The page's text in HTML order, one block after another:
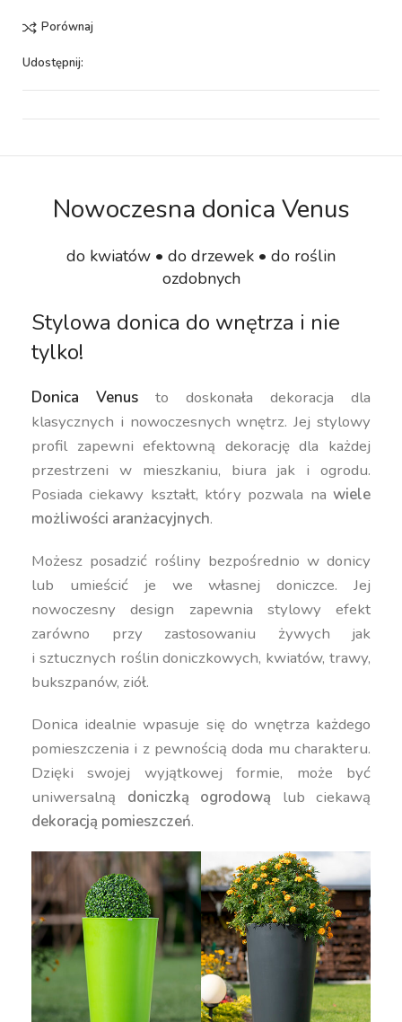
Porównaj
Udostępnij:
Nowoczesna donica Venus
do kwiatów • do drzewek • do roślin
ozdobnych
Stylowa donica do wnętrza i nie
tylko!
Donica Venusto doskonała dekoracja dla
klasycznych i nowoczesnych wnętrz. Jej stylowy
profil zapewni efektowną dekorację dla każdej
przestrzeni w mieszkaniu, biura jak i ogrodu.
Posiada ciekawy kształt, który pozwala na wiele
możliwości aranżacyjnych.
Możesz posadzić rośliny bezpośrednio w donicy
lub umieścić je we własnej doniczce. Jej
nowoczesny design zapewnia stylowy efekt
zarówno przy zastosowaniu żywych jak
i sztucznych roślin doniczkowych, kwiatów, trawy,
bukszpanów, ziół.
Donica idealnie wpasuje się do wnętrza każdego
pomieszczenia i z pewnością doda mu charakteru.
Dzięki swojej wyjątkowej formie, może być
uniwersalną doniczką ogrodową lub ciekawą
dekoracją pomieszczeń.